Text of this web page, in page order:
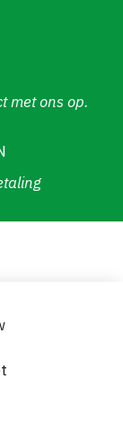
met ons op.